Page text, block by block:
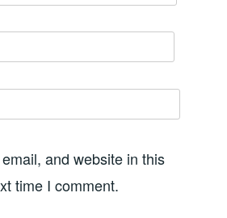
and website in this
time I comment.